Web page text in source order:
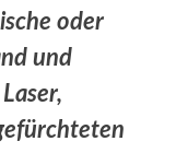
oder
und